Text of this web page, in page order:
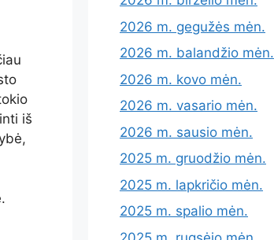
iš
2026 m. gegužės mėn.
2026 m. balandžio mėn.
2026 m. kovo mėn.
2026 m. vasario mėn.
2026 m. sausio mėn.
2025 m. gruodžio mėn.
2025 m. lapkričio mėn.
2025 m. spalio mėn.